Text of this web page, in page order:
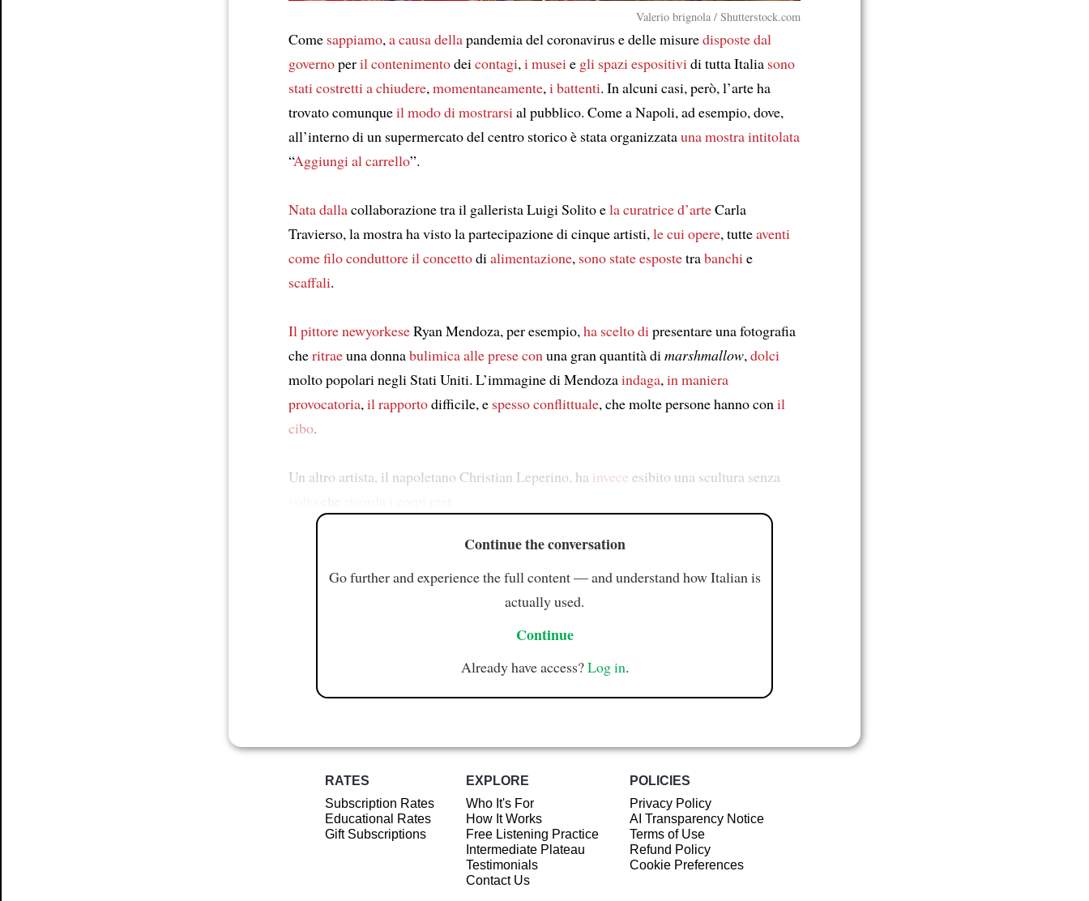
Valerio brignola / Shutterstock.com
Come sappiamo, a causa dellapandemia del coronavirus e delle misuredisposte dal
governoperil contenimentodei contagi, i musei e gli spazi espositivi di tutta Italia sono
stati costretti a chiudere, momentaneamente, i battenti. In alcuni casi, però, l’arte ha
trovato comunqueil modo di mostrarsi al pubblico. Come a Napoli, ad esempio, dove,
all’interno di un supermercato del centro storico è stata organizzatauna mostraintitolata
“Aggiungi al carrello”.
Nata dallacollaborazione tra il gallerista Luigi Solito ela curatrice d’arteCarla
Travierso, la mostra ha visto la partecipazione di cinque artisti, le cui opere, tutteaventi
come filo conduttoreil concettodi alimentazione, sono state espostetrabanchi e
scaffali.
Il pittorenewyorkeseRyan Mendoza, per esempio, ha scelto di presentare una fotografia
cheritraeuna donnabulimicaalle prese con una gran quantità di marshmallow, dolci
molto popolari negli Stati Uniti. L’immagine di Mendozaindaga, in maniera
provocatoria, il rapportodifficile, e spessoconflittuale, che molte persone hanno con il
cibo.
Un altro artista, il napoletano Christian Leperino, ha invece esibito una scultura senza
Continue the conversation
Go further and experience the full content — and understand how Italian is
actually used.
Continue
Already have access?Log in.
RATES
Subscription Rates
Educational Rates
Gift Subscriptions
EXPLORE
Who It's For
How It Works
Free Listening Practice
Intermediate Plateau
Testimonials
Contact Us
POLICIES
Privacy Policy
AI Transparency Notice
Terms of Use
Refund Policy
Cookie Preferences